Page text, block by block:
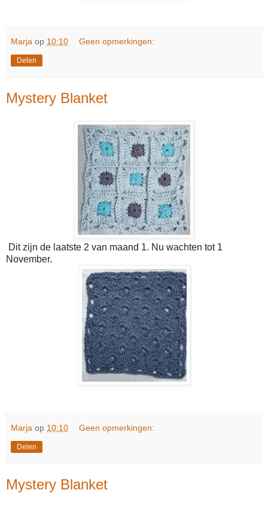
Marja op 10:10 Geen opmerkingen:
Delen
Mystery Blanket
Dit zijn de laatste 2 van maand 1. Nu wachten tot 1
November.
Marja op 10:10 Geen opmerkingen:
Delen
Mystery Blanket